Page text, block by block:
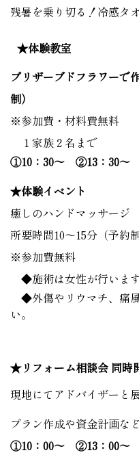
残暑を乗り切る！冷感タ
★体験教室
プリザーブドフラワーで
制）
※参加費・材料費無料
１家族２名まで
①10：30～ ②13：30～
★体験イベント
癒しのハンドマッサージ
所要時間10～15分（予約制
※参加費無料
◆施術は女性が行います
◆外傷やリウマチ、痛
い。
★リフォーム相談会 同
現地にてアドバイザーと
プラン作成や資金計画な
①10：00～ ②13：00～